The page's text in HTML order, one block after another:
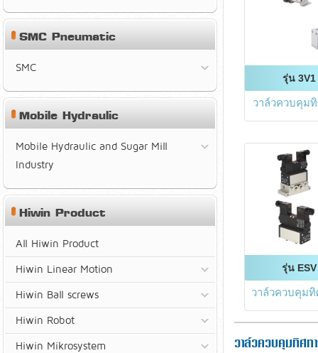
รุ่น
วาล์วควบคุม
รุ่น
วาล์วควบคุมทิ
วาล์วควบคุมทิศท
SMC Pneumatic
SMC
Mobile Hydraulic
Mobile Hydraulic and Sugar Mill
Industry
Hiwin Product
All Hiwin Product
Hiwin Linear Motion
Hiwin Ball screws
Hiwin Robot
Hiwin Mikrosystem